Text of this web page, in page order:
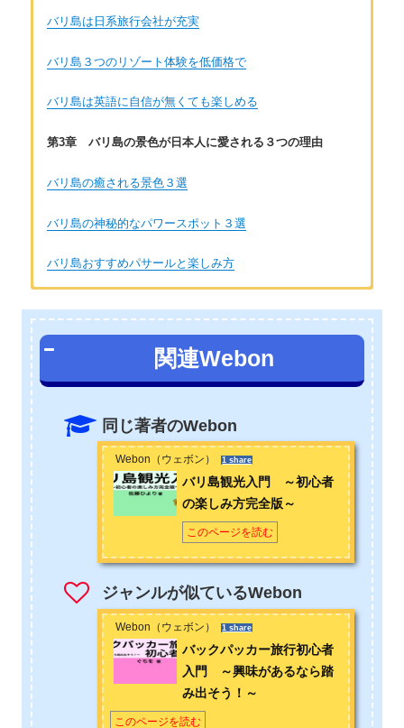
バリ島は日系旅行会社が充実
バリ島３つのリゾート体験を低価格で
バリ島は英語に自信が無くても楽しめる
第3章 バリ島の景色が日本人に愛される３つの理由
バリ島の癒される景色３選
バリ島の神秘的なパワースポット３選
バリ島おすすめパサールと楽しみ方
日本とバリ島の2拠点生活中のフリーライター。大学時代の4年
間インドネシア語の研究に尽力していた影響で、バリ島含むイ
ンドネシアの知識が豊富。インドネシアに留学経験あり。イン
中でも特にバリ島が好きで、日本で田舎暮らしをする傍らバリ
島にも定期的に訪れる。バリ島の観光情報以外にも、バリ島芸
術や伝統文化、バリ人の国民性などバリ島に関することならジ
ャンル問わずざっくばらんに情報を発信中。お問い合わせは
twitter（佐藤） https://twitter.com/hiyoriworld629
関連Webon
同じ著者のWebon
Webon（ウェボン） 1 share
バリ島観光入門 ～初心者
の楽しみ方完全版～
このページを読む
ジャンルが似ているWebon
Webon（ウェボン） 1 share
バックパッカー旅行初心者
入門 ～興味があるなら踏
み出そう！～
このページを読む